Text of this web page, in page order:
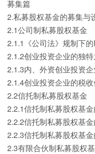
募集篇
2.私募股权基金的募集与
2.1公司制私募股权基金
2.1.1《公司法》规制下
2.1.2创业投资企业的独
2.1.3内、外资创业投资
2.1.4创业投资企业的税
2.2信托制私募股权基金
2.2.1信托制私募股权基
2.2.2信托制私募股权基
2.2.3信托制私募股权基
2.3有限合伙制私募股权